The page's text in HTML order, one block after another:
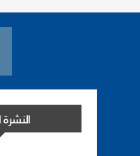
النشرة